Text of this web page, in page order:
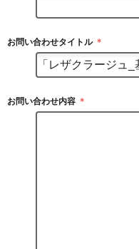
お問い合わせタイトル ＊
お問い合わせ内容 ＊